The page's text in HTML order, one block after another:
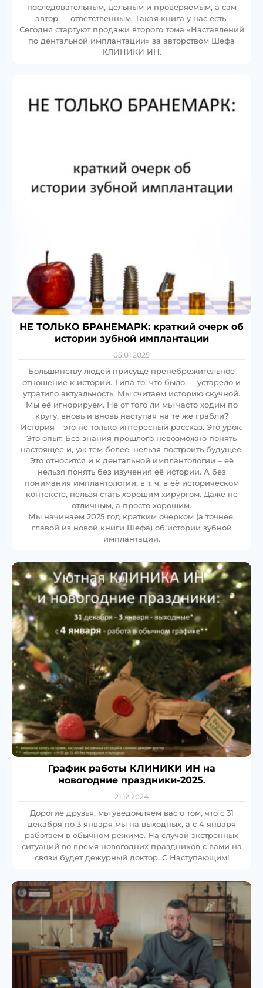
последовательным, цельным и проверяемым, а сам
автор — ответственным. Такая книга у нас есть.
Сегодня стартуют продажи второго тома «Наставлений
по дентальной имплантации» за авторством Шефа
КЛИНИКИ ИН.
НЕ ТОЛЬКО БРАНЕМАРК: краткий очерк об
истории зубной имплантации
05.01.2025
Большинству людей присуще пренебрежительное
отношение к истории. Типа то, что было — устарело и
утратило актуальность. Мы считаем историю скучной.
Мы её игнорируем. Не от того ли мы часто ходим по
кругу, вновь и вновь наступая на те же грабли?
История – это не только интересный рассказ. Это урок.
Это опыт. Без знания прошлого невозможно понять
настоящее и, уж тем более, нельзя построить будущее.
Это относится и к дентальной имплантологии – её
нельзя понять без изучения её истории. А без
понимания имплантологии, в т. ч. в её историческом
контексте, нельзя стать хорошим хирургом. Даже не
отличным, а просто хорошим.
Мы начинаем 2025 год кратким очерком (а точнее,
главой из новой книги Шефа) об истории зубной
имплантации.
График работы КЛИНИКИ ИН на
новогодние праздники-2025.
21.12.2024
Дорогие друзья, мы уведомляем вас о том, что с 31
декабря по 3 января мы на выходных, а с 4 января
работаем в обычном режиме. На случай экстренных
ситуаций во время новогодних праздников с вами на
связи будет дежурный доктор. С Наступающим!